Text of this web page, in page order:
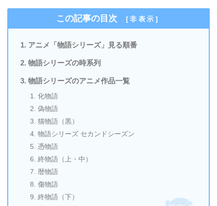
この記事の目次 [非表示 ]
アニメ「物語シリーズ」見る順番
物語シリーズの時系列
物語シリーズのアニメ作品一覧
化物語
偽物語
猫物語（黒）
物語シリーズ セカンドシーズン
憑物語
終物語（上・中）
暦物語
傷物語
終物語（下）